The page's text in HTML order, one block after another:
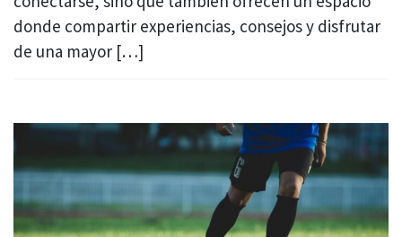
donde compartir experiencias, consejos y disfrutar
de una mayor […]